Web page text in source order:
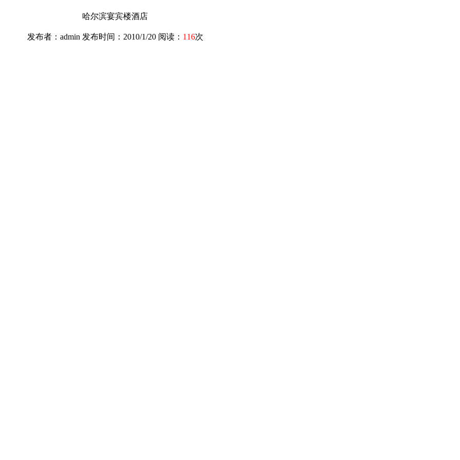
哈尔滨宴宾楼酒店
发布者：admin 发布时间：2010/1/20 阅读： 116次